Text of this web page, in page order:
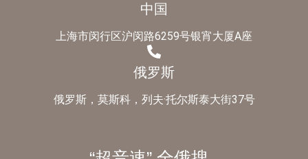
中国
上海市闵行区沪闵路6259号银宵大厦A座
俄罗斯
俄罗斯，莫斯科，列夫·托尔斯泰大街37号